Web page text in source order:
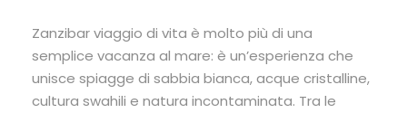
Zanzibar viaggio di vita è molto più di una
semplice vacanza al mare: è un’esperienza che
unisce spiagge di sabbia bianca, acque cristalline,
cultura swahili e natura incontaminata. Tra le